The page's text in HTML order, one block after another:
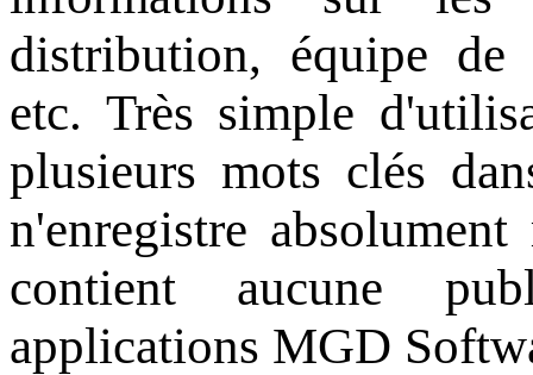
distribution, équipe de
etc. Très simple
plusieurs mots clés
n'enregistre
contient aucune
applications MGD